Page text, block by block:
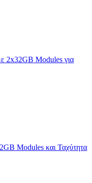
Modules για
Modules και Ταχύτητα